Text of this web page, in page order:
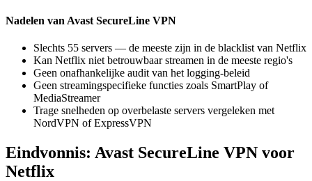
Nadelen van Avast SecureLine VPN
Slechts 55 servers — de meeste zijn in de blacklist van Netflix
Kan Netflix niet betrouwbaar streamen in de meeste regio's
Geen onafhankelijke audit van het logging-beleid
Geen streamingspecifieke functies zoals SmartPlay of
MediaStreamer
Trage snelheden op overbelaste servers vergeleken met
NordVPN of ExpressVPN
Eindvonnis: Avast SecureLine VPN voor
Netflix